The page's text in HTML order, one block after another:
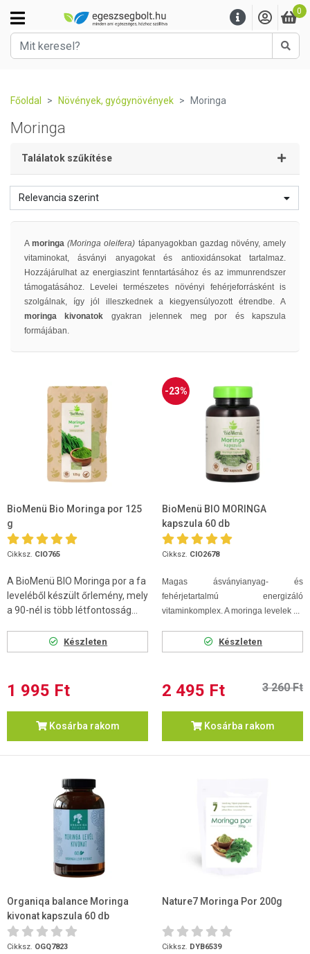
0
Főoldal Növények, gyógynövények Moringa
Moringa
Találatok szűkítése
Relevancia szerint
Amoringa (Moringa oleifera) tápanyagokban gazdag növény, amely
vitaminokat, ásványi anyagokat és antioxidánsokat tartalmaz.
Hozzájárulhat az energiaszint fenntartásához és az immunrendszer
támogatásához. Levelei természetes növényi fehérjeforrásként is
szolgálnak, így jól illeszkednek a kiegyensúlyozott étrendbe. A
moringa kivonatok gyakran jelennek meg por és kapszula
formájában.
BioMenü Bio Moringa por 125
g
Cikksz. CIO765
A BioMenü BIO Moringa por a fa
leveléből készült őrlemény, mely
a 90-nél is több létfontosság...
Készleten
1 995 Ft
Kosárba rakom
-23%
BioMenü BIO MORINGA
kapszula 60 db
Cikksz. CIO2678
Magas ásványianyag- és
fehérjetartalmú energizáló
vitaminkomplex. A moringa levelek ...
Készleten
2 495 Ft 3 260 Ft
Kosárba rakom
Organiqa balance Moringa
kivonat kapszula 60 db
Cikksz. OGQ7823
Nature7 Moringa Por 200g
Cikksz. DYB6539